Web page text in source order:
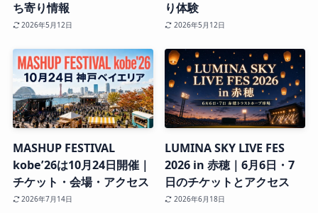
ち寄り情報
2026年5月12日
り体験
2026年5月12日
MASHUP FESTIVAL
kobe’26は10月24日開催｜
チケット・会場・アクセス
2026年7月14日
LUMINA SKY LIVE FES
2026 in 赤穂｜6月6日・7
日のチケットとアクセス
2026年6月18日